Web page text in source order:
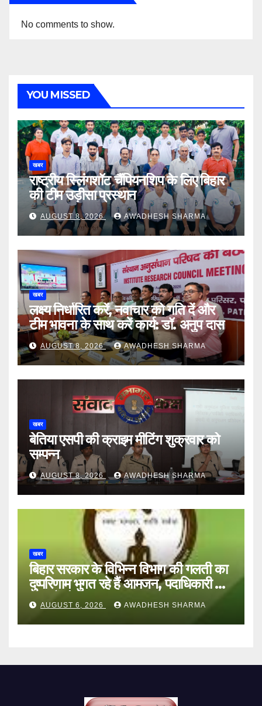
No comments to show.
YOU MISSED
खबर
राष्ट्रीय स्लिंगशॉट चैंपियनशिप के लिए बिहार
की टीम उड़ीसा प्रस्थान
AUGUST 8, 2026 AWADHESH SHARMA
खबर
लक्ष्य निर्धारित करें, नवाचार को गति दें और
टीम भावना के साथ करें कार्य: डॉ. अनुप दास
AUGUST 8, 2026 AWADHESH SHARMA
खबर
बेतिया एसपी की क्राइम मीटिंग शुक्रवार को
सम्पन्न
AUGUST 8, 2026 AWADHESH SHARMA
खबर
बिहार सरकार के विभिन्न विभाग की गलती का
दुष्परिणाम भुगत रहे हैं आमजन, पदाधिकारी और
अन्य हैं मौन
AUGUST 6, 2026 AWADHESH SHARMA